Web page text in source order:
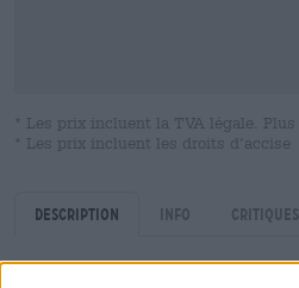
* Les prix incluent la TVA légale. Plus
* Les prix incluent les droits d’accise
Description Info Critiques